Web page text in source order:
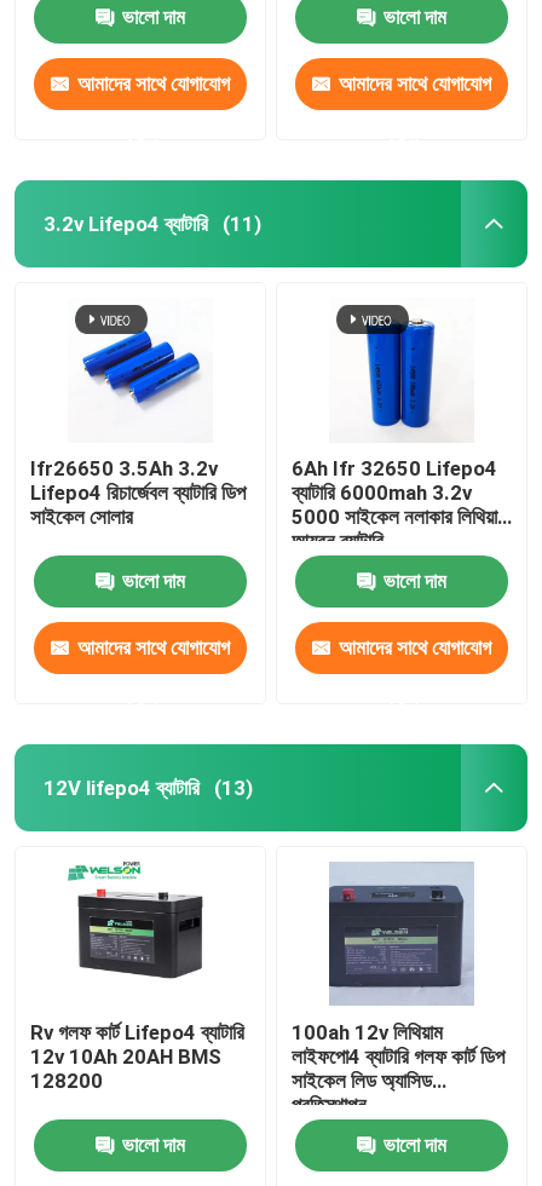
ভালো দাম
আমাদের সাথে যোগাযোগ
ভালো দাম
আমাদের সাথে যোগাযোগ
3.2v Lifepo4 ব্যাটারি (11)
Ifr26650 3.5Ah 3.2v
Lifepo4 রিচার্জেবল ব্যাটারি ডিপ
সাইকেল সোলার
ভালো দাম
আমাদের সাথে যোগাযোগ
6Ah Ifr 32650 Lifepo4
ব্যাটারি 6000mah 3.2v
5000 সাইকেল নলাকার লিথিয়াম
আয়রন ব্যাটারি
ভালো দাম
আমাদের সাথে যোগাযোগ
12V lifepo4 ব্যাটারি (13)
Rv গলফ কার্ট Lifepo4 ব্যাটারি
12v 10Ah 20AH BMS
128200
ভালো দাম
100ah 12v লিথিয়াম
লাইফপো4 ব্যাটারি গলফ কার্ট ডিপ
সাইকেল লিড অ্যাসিড
প্রতিস্থাপন
ভালো দাম